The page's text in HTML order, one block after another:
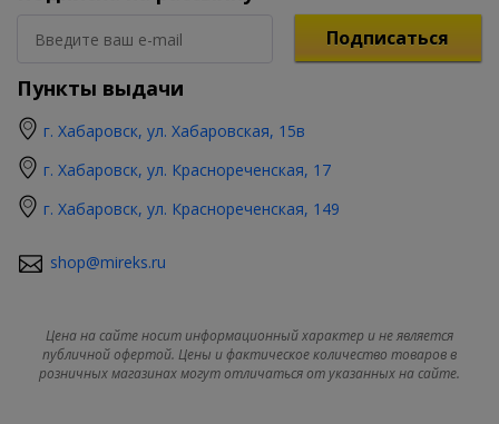
Подписаться
Пункты выдачи
г. Хабаровск, ул. Хабаровская, 15в
г. Хабаровск, ул. Краснореченская, 17
г. Хабаровск, ул. Краснореченская, 149
shop@mireks.ru
Цена на сайте носит информационный характер и не является
публичной офертой. Цены и фактическое количество товаров в
розничных магазинах могут отличаться от указанных на сайте.